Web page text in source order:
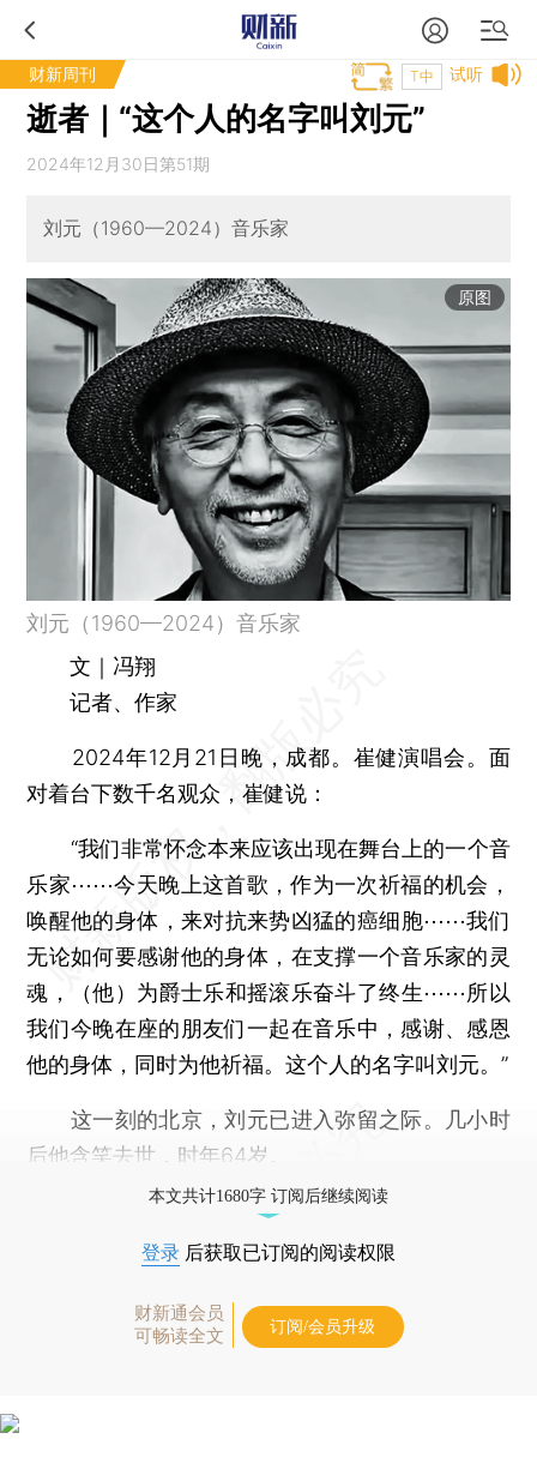
财新周刊 试听
T中
逝者｜“这个人的名字叫刘元”
2024年12月30日第51期
刘元（1960—2024）音乐家
原图
刘元（1960—2024）音乐家
文｜冯翔
记者、作家
2024年12月21日晚，成都。崔健演唱会。面
对着台下数千名观众，崔健说：
“我们非常怀念本来应该出现在舞台上的一个音
乐家⋯⋯今天晚上这首歌，作为一次祈福的机会，
唤醒他的身体，来对抗来势凶猛的癌细胞⋯⋯我们
无论如何要感谢他的身体，在支撑一个音乐家的灵
魂，（他）为爵士乐和摇滚乐奋斗了终生⋯⋯所以
我们今晚在座的朋友们一起在音乐中，感谢、感恩
他的身体，同时为他祈福。这个人的名字叫刘元。”
这一刻的北京，刘元已进入弥留之际。几小时
后他含笑去世，时年64岁。
本文共计1680字 订阅后继续阅读
登录 后获取已订阅的阅读权限
财新通会员
可畅读全文
订阅/会员升级